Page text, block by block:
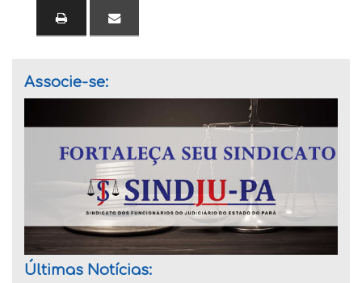
Associe-se:
Últimas Notícias: